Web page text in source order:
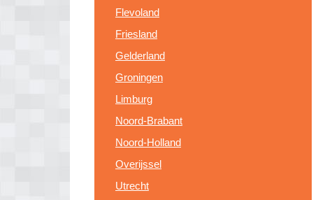
Flevoland
Friesland
Gelderland
Groningen
Limburg
Noord-Brabant
Noord-Holland
Overijssel
Utrecht